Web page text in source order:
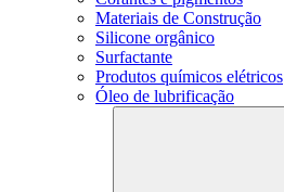
Materiais de Construção
Silicone orgânico
Surfactante
Produtos químicos elétricos
Óleo de lubrificação